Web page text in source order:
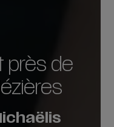
près de